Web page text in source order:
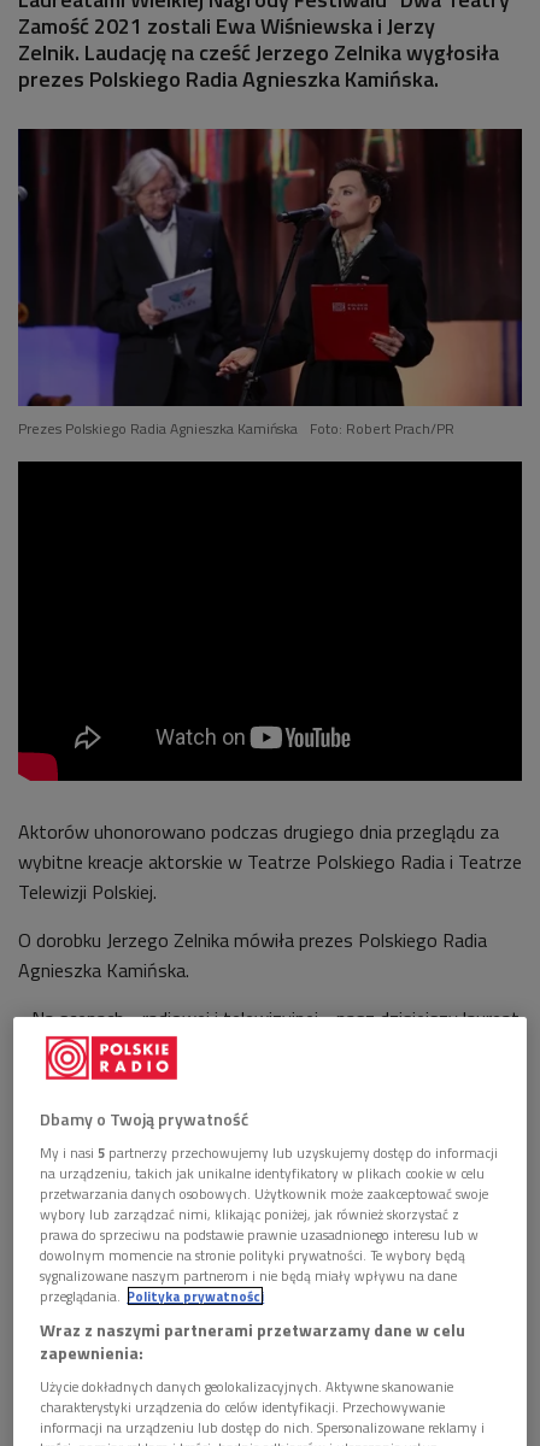
Zamość 2021 zostali Ewa Wiśniewska i Jerzy
Zelnik. Laudację na cześć Jerzego Zelnika wygłosiła
prezes Polskiego Radia Agnieszka Kamińska.
Prezes Polskiego Radia Agnieszka Kamińska Foto: Robert Prach/PR
Aktorów uhonorowano podczas drugiego dnia przeglądu za
wybitne kreacje aktorskie w Teatrze Polskiego Radia i Teatrze
Telewizji Polskiej.
O dorobku Jerzego Zelnika mówiła prezes Polskiego Radia
Agnieszka Kamińska.
- Na scenach - radiowej i telewizyjnej - nasz dzisiejszy laureat
pojawił się pod koniec lat 60. tuż po wybitnej kreacji Ramzesa,
którą pan Jerzy Zelnik stworzył w filmie "Faraon" - mówiła
podczas uroczystości Agnieszka Kamińska.
Następnie Prezes Polskiego Radia przypomniała niektóre
występy laureata w Teatrze Telewizji i w słuchowiskach na
radiowej scenie.
Dbamy o Twoją prywatność
My i nasi5 partnerzy przechowujemy lub uzyskujemy dostęp do informacji
na urządzeniu, takich jak unikalne identyfikatory w plikach cookie w celu
przetwarzania danych osobowych. Użytkownik może zaakceptować swoje
wybory lub zarządzać nimi, klikając poniżej, jak również skorzystać z
prawa do sprzeciwu na podstawie prawnie uzasadnionego interesu lub w
dowolnym momencie na stronie polityki prywatności. Te wybory będą
sygnalizowane naszym partnerom i nie będą miały wpływu na dane
przeglądania. Polityka prywatności
Wraz z naszymi partnerami przetwarzamy dane w celu
zapewnienia:
Użycie dokładnych danych geolokalizacyjnych. Aktywne skanowanie
charakterystyki urządzenia do celów identyfikacji. Przechowywanie
informacji na urządzeniu lub dostęp do nich. Spersonalizowane reklamy i